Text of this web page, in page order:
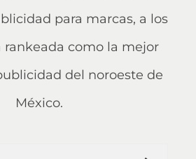
para marcas, a los
rankeada como la mejor
del noroeste de
México.